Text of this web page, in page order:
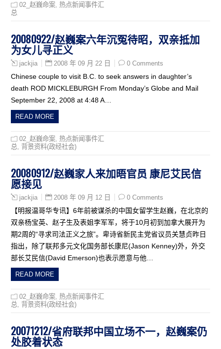
02_赵巍命案 ,热点新闻事件汇
总
20080922/赵巍案六年沉冤待昭，双亲抵加
为女儿寻正义
jackjia 2008 年 09 月 22 日 0 Comments
Chinese couple to visit B.C. to seek answers in daughter’s
death ROD MICKLEBURGH From Monday’s Globe and Mail
September 22, 2008 at 4:48 A…
READ MORE
02_赵巍命案 ,热点新闻事件汇
总
背景资料(政经社会)
20080912/赵巍家人来加晤官员 康尼艾民信
愿接见
jackjia 2008 年 09 月 12 日 0 Comments
【明报温哥华专讯】6年前被谋杀的中国女留学生赵巍，在北京的
双亲杨宝英、赵子生及表姐李军军，将于10月初到加拿大展开为
期2周的“寻求司法正义之旅”。卑诗省新民主党省议员关慧贞昨日
指出，除了联邦多元文化国务部长康尼(Jason Kenney)外，外交
部长艾民信(David Emerson)也表示愿意与他…
READ MORE
02_赵巍命案 ,热点新闻事件汇
总
背景资料(政经社会)
20071212/省府联邦中国立场不一，赵巍案仍
处胶着状态